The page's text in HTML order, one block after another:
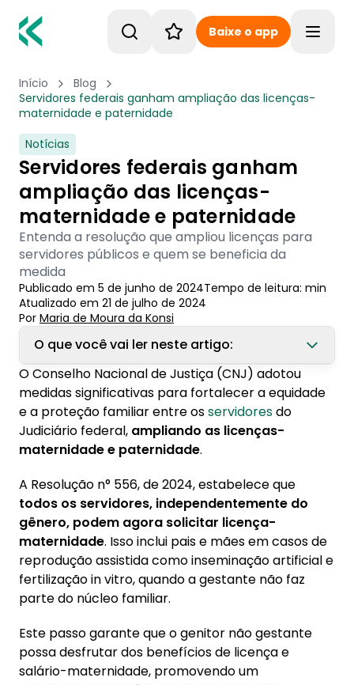
Baixe o app
Início
Blog
Servidores federais ganham ampliação das licenças-
maternidade e paternidade
Notícias
Servidores federais ganham
ampliação das licenças-
maternidade e paternidade
Entenda a resolução que ampliou licenças para
servidores públicos e quem se beneficia da
medida
Publicado em 5 de junho de 2024Tempo de leitura: min
Atualizado em 21 de julho de 2024
Por Maria de Moura da Konsi
O que você vai ler neste artigo:
1. Como ficam as licenças para casais
homoafetivos e pais solo?
2. Conheça a Konsi
lactantes
O Conselho Nacional de Justiça (CNJ) adotou
medidas significativas para fortalecer a equidade
e a proteção familiar entre osservidoresdo
Judiciário federal, ampliando as licenças-
maternidade e paternidade.
A Resolução n° 556, de 2024, estabelece que
todos os servidores, independentemente do
gênero, podem agora solicitar licença-
maternidade. Isso inclui pais e mães em casos de
reprodução assistida como inseminação artificial e
fertilização in vitro, quando a gestante não faz
parte do núcleo familiar.
Este passo garante que o genitor não gestante
possa desfrutar dos benefícios de licença e
salário-maternidade, promovendo um